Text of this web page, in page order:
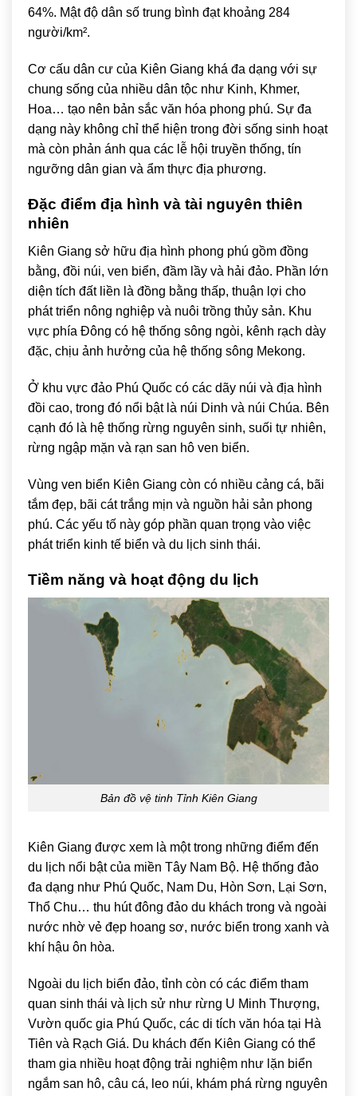
64%. Mật độ dân số trung bình đạt khoảng 284
người/km².
Cơ cấu dân cư của Kiên Giang khá đa dạng với sự
chung sống của nhiều dân tộc như Kinh, Khmer,
Hoa… tạo nên bản sắc văn hóa phong phú. Sự đa
dạng này không chỉ thể hiện trong đời sống sinh hoạt
mà còn phản ánh qua các lễ hội truyền thống, tín
ngưỡng dân gian và ẩm thực địa phương.
Đặc điểm địa hình và tài nguyên thiên
nhiên
Kiên Giang sở hữu địa hình phong phú gồm đồng
bằng, đồi núi, ven biển, đầm lầy và hải đảo. Phần lớn
diện tích đất liền là đồng bằng thấp, thuận lợi cho
phát triển nông nghiệp và nuôi trồng thủy sản. Khu
vực phía Đông có hệ thống sông ngòi, kênh rạch dày
đặc, chịu ảnh hưởng của hệ thống sông Mekong.
Ở khu vực đảo Phú Quốc có các dãy núi và địa hình
đồi cao, trong đó nổi bật là núi Dinh và núi Chúa. Bên
cạnh đó là hệ thống rừng nguyên sinh, suối tự nhiên,
rừng ngập mặn và rạn san hô ven biển.
Vùng ven biển Kiên Giang còn có nhiều cảng cá, bãi
tắm đẹp, bãi cát trắng mịn và nguồn hải sản phong
phú. Các yếu tố này góp phần quan trọng vào việc
phát triển kinh tế biển và du lịch sinh thái.
Tiềm năng và hoạt động du lịch
Bản đồ vệ tinh Tỉnh Kiên Giang
Kiên Giang được xem là một trong những điểm đến
du lịch nổi bật của miền Tây Nam Bộ. Hệ thống đảo
đa dạng như Phú Quốc, Nam Du, Hòn Sơn, Lại Sơn,
Thổ Chu… thu hút đông đảo du khách trong và ngoài
nước nhờ vẻ đẹp hoang sơ, nước biển trong xanh và
khí hậu ôn hòa.
Ngoài du lịch biển đảo, tỉnh còn có các điểm tham
quan sinh thái và lịch sử như rừng U Minh Thượng,
Vườn quốc gia Phú Quốc, các di tích văn hóa tại Hà
Tiên và Rạch Giá. Du khách đến Kiên Giang có thể
tham gia nhiều hoạt động trải nghiệm như lặn biển
ngắm san hô, câu cá, leo núi, khám phá rừng nguyên